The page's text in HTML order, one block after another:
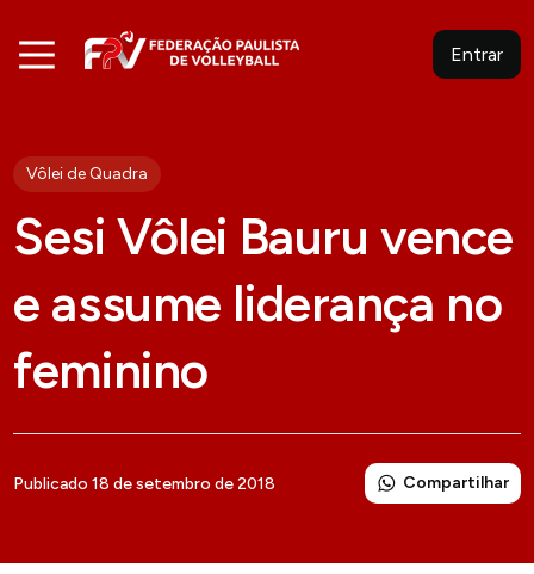
Entrar
Vôlei de Quadra
Sesi Vôlei Bauru vence
e assume liderança no
feminino
Publicado 18 de setembro de 2018 Compartilhar